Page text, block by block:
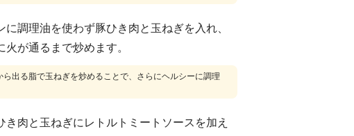
に調理油を使わず豚ひき肉と玉ねぎを入れ、
火が通るまで炒めます。
ら出る脂で玉ねぎを炒めることで、さらにヘルシーに調理
き肉と玉ねぎにレトルトミートソースを加え